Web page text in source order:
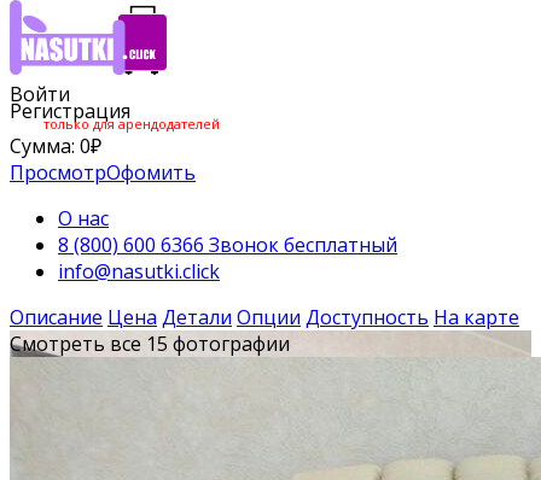
Войти
Регистрация
только для арендодателей
Сумма: 0₽
ПросмотрОфомить
О нас
8 (800) 600 6366 Звонок бесплатный
info@nasutki.click
Описание Цена Детали Опции Доступность На карте
Смотреть все 15 фотографии